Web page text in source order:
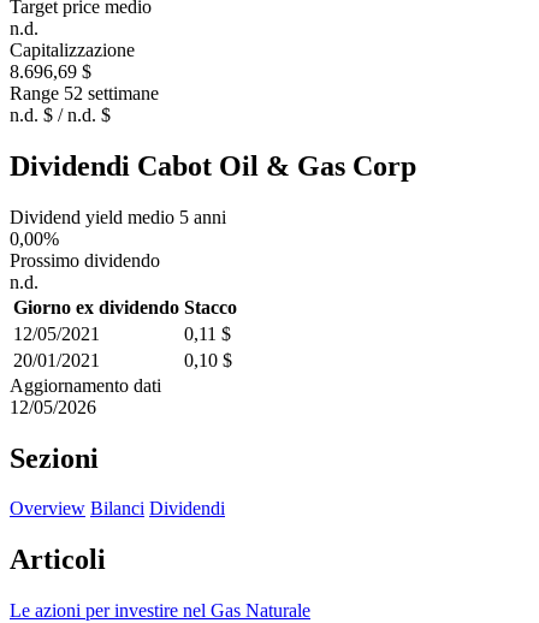
Target price medio
n.d.
Capitalizzazione
8.696,69 $
Range 52 settimane
n.d. $ / n.d. $
Dividendi Cabot Oil & Gas Corp
Dividend yield medio 5 anni
0,00%
Prossimo dividendo
n.d.
Giorno ex dividendo Stacco
12/05/2021
0,11 $
20/01/2021
0,10 $
Aggiornamento dati
12/05/2026
Sezioni
Overview Bilanci Dividendi
Articoli
Le azioni per investire nel Gas Naturale